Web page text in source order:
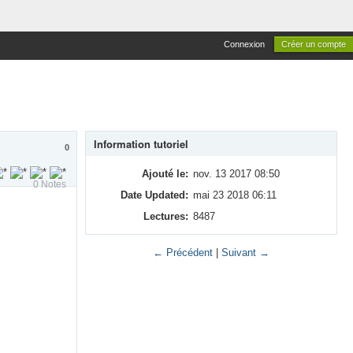
Connexion Créer un compte
Information tutoriel
Ajouté le: nov. 13 2017 08:50
Date Updated: mai 23 2018 06:11
Lectures: 8487
← Précédent Suivant →
0
0 Notes